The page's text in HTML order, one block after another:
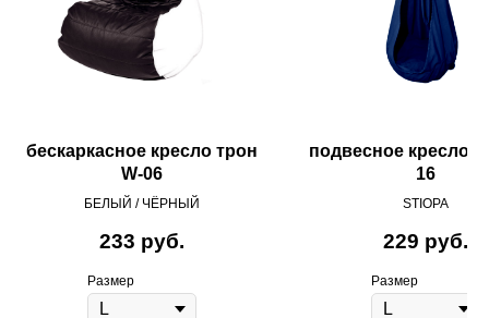
бескаркасное кресло трон
W-06
БЕЛЫЙ / ЧЁРНЫЙ
233 руб.
Размер
подвесное кресло
16
STIOPA
229 руб.
Размер